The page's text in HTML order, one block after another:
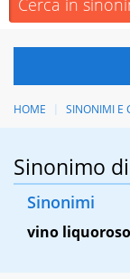
HOME SINONIMI E
Sinonimo
Sinonimi
vino liquoroso